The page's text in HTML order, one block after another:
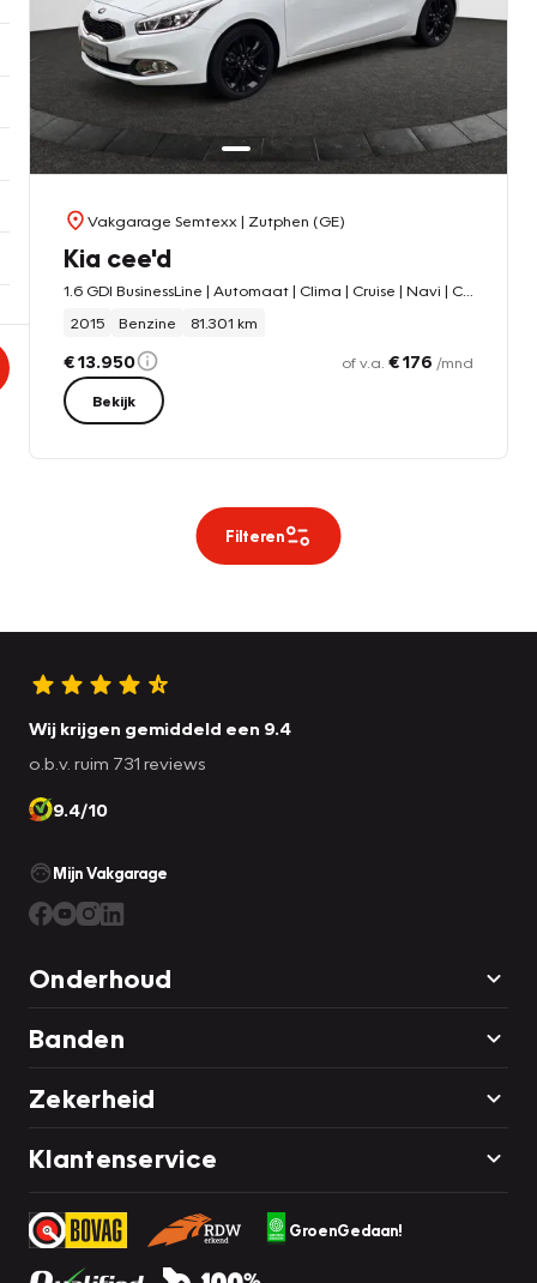
Vakgarage Semtexx | Zutphen (GE)
Kia cee'd
2015
Benzine 81.301 km
€ 13.950 of v.a. € 176 /mnd
Bekijk
Filteren
Wij krijgen gemiddeld een 9.4
o.b.v. ruim 731 reviews
9.4/10
Mijn Vakgarage
Onderhoud
Banden
Zekerheid
Klantenservice
GroenGedaan!